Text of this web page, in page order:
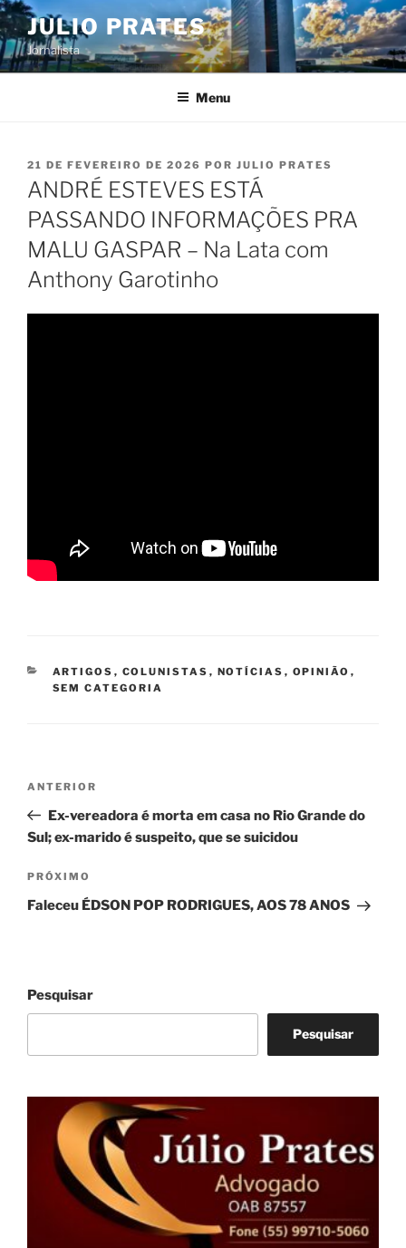
Pular
para
o
conteúdo
JULIO PRATES
Jornalista
Menu
PUBLICADO
EM
21 DE FEVEREIRO DE 2026 POR JULIO PRATES
ANDRÉ ESTEVES ESTÁ
PASSANDO INFORMAÇÕES PRA
MALU GASPAR – Na Lata com
Anthony Garotinho
CATEGORIAS
ARTIGOS , COLUNISTAS , NOTÍCIAS , OPINIÃO ,
SEM CATEGORIA
Post
Post
anterior
ANTERIOR
Ex-vereadora é morta em casa no Rio Grande do
Sul; ex-marido é suspeito, que se suicidou
Próximo
post
PRÓXIMO
Faleceu ÉDSON POP RODRIGUES, AOS 78 ANOS
Pesquisar
Pesquisar